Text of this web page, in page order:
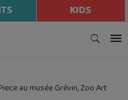
KIDS
au musée Grévin, Zoo Art